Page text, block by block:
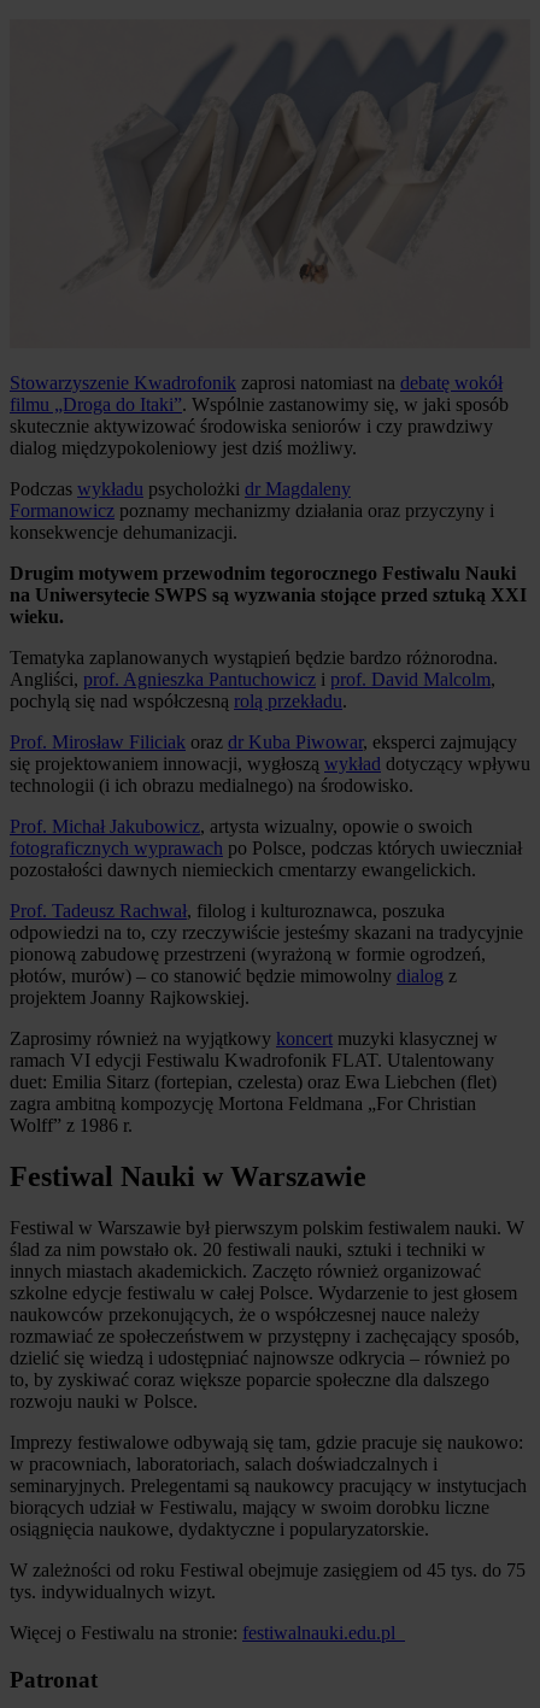
Stowarzyszenie Kwadrofonik zaprosi natomiast na debatę wokół
filmu „Droga do Itaki”. Wspólnie zastanowimy się, w jaki sposób
skutecznie aktywizować środowiska seniorów i czy prawdziwy
dialog międzypokoleniowy jest dziś możliwy.
Podczas wykładu psycholożki dr Magdaleny
Formanowicz poznamy mechanizmy działania oraz przyczyny i
konsekwencje dehumanizacji.
Drugim motywem przewodnim tegorocznego Festiwalu Nauki
na Uniwersytecie SWPS są wyzwania stojące przed sztuką XXI
wieku.
Tematyka zaplanowanych wystąpień będzie bardzo różnorodna.
Angliści, prof. Agnieszka Pantuchowicz i prof. David Malcolm,
pochylą się nad współczesną rolą przekładu.
Prof. Mirosław Filiciak oraz dr Kuba Piwowar, eksperci zajmujący
się projektowaniem innowacji, wygłoszą wykład dotyczący wpływu
technologii (i ich obrazu medialnego) na środowisko.
Prof. Michał Jakubowicz, artysta wizualny, opowie o swoich
fotograficznych wyprawach po Polsce, podczas których uwieczniał
pozostałości dawnych niemieckich cmentarzy ewangelickich.
Prof. Tadeusz Rachwał, filolog i kulturoznawca, poszuka
odpowiedzi na to, czy rzeczywiście jesteśmy skazani na tradycyjnie
pionową zabudowę przestrzeni (wyrażoną w formie ogrodzeń,
płotów, murów) – co stanowić będzie mimowolny dialog z
projektem Joanny Rajkowskiej.
Zaprosimy również na wyjątkowy koncert muzyki klasycznej w
ramach VI edycji Festiwalu Kwadrofonik FLAT. Utalentowany
duet: Emilia Sitarz (fortepian, czelesta) oraz Ewa Liebchen (flet)
zagra ambitną kompozycję Mortona Feldmana „For Christian
Wolff” z 1986 r.
Festiwal Nauki w Warszawie
Festiwal w Warszawie był pierwszym polskim festiwalem nauki. W
ślad za nim powstało ok. 20 festiwali nauki, sztuki i techniki w
innych miastach akademickich. Zaczęto również organizować
szkolne edycje festiwalu w całej Polsce. Wydarzenie to jest głosem
naukowców przekonujących, że o współczesnej nauce należy
rozmawiać ze społeczeństwem w przystępny i zachęcający sposób,
dzielić się wiedzą i udostępniać najnowsze odkrycia – również po
to, by zyskiwać coraz większe poparcie społeczne dla dalszego
rozwoju nauki w Polsce.
Imprezy festiwalowe odbywają się tam, gdzie pracuje się naukowo:
w pracowniach, laboratoriach, salach doświadczalnych i
seminaryjnych. Prelegentami są naukowcy pracujący w instytucjach
biorących udział w Festiwalu, mający w swoim dorobku liczne
osiągnięcia naukowe, dydaktyczne i popularyzatorskie.
W zależności od roku Festiwal obejmuje zasięgiem od 45 tys. do 75
tys. indywidualnych wizyt.
Więcej o Festiwalu na stronie: festiwalnauki.edu.pl
Patronat